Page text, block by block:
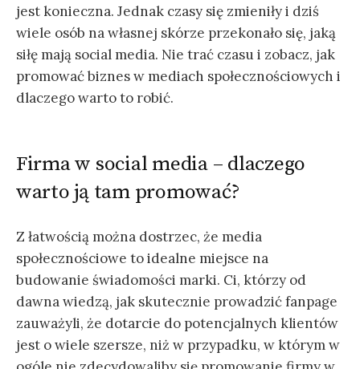
jest konieczna. Jednak czasy się zmieniły i dziś
wiele osób na własnej skórze przekonało się, jaką
siłę mają social media. Nie trać czasu i zobacz, jak
promować biznes w mediach społecznościowych i
dlaczego warto to robić.
Firma w social media – dlaczego
warto ją tam promować?
Z łatwością można dostrzec, że media
społecznościowe to idealne miejsce na
budowanie świadomości marki. Ci, którzy od
dawna wiedzą, jak skutecznie prowadzić fanpage
zauważyli, że dotarcie do potencjalnych klientów
jest o wiele szersze, niż w przypadku, w którym w